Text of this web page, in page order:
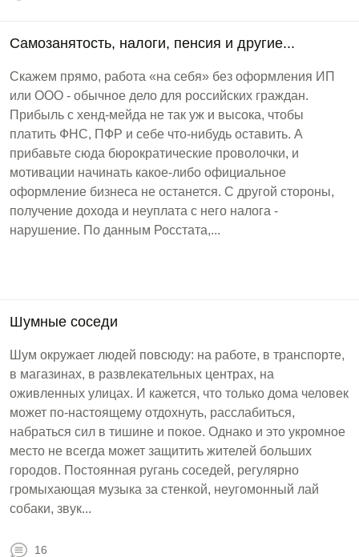
Самозанятость, налоги, пенсия и другие...
Скажем прямо, работа «на себя» без оформления ИП
или ООО - обычное дело для российских граждан.
Прибыль с хенд-мейда не так уж и высока, чтобы
платить ФНС, ПФР и себе что-нибудь оставить. А
прибавьте сюда бюрократические проволочки, и
мотивации начинать какое-либо официальное
оформление бизнеса не останется. С другой стороны,
получение дохода и неуплата с него налога -
нарушение. По данным Росстата,...
Шумные соседи
Шум окружает людей повсюду: на работе, в транспорте,
в магазинах, в развлекательных центрах, на
оживленных улицах. И кажется, что только дома человек
может по-настоящему отдохнуть, расслабиться,
набраться сил в тишине и покое. Однако и это укромное
место не всегда может защитить жителей больших
городов. Постоянная ругань соседей, регулярно
громыхающая музыка за стенкой, неугомонный лай
собаки, звук...
16